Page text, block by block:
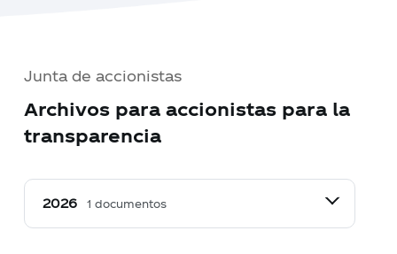
Junta de accionistas
Archivos para accionistas para la
transparencia
1 documentos